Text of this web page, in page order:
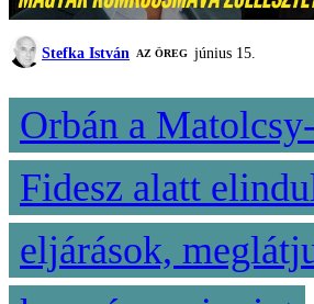
Stefka István AZ ÖREG június 15.
Orbán a
Fidesz alatt
eljárások,